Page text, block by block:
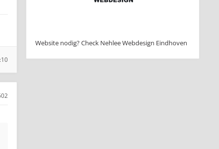
Website nodig? Check Nehlee Webdesign Eindhoven